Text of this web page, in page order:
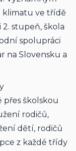
klimatu ve třídě
2. stupeň, škola
spolupráci
na Slovensku a
přes školskou
rodičů,
dětí, rodičů
z každé třídy